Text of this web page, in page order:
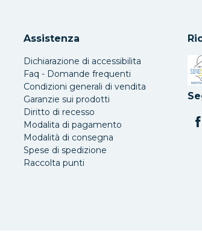
Assistenza
Dichiarazione di accessibilita
Faq - Domande frequenti
Condizioni generali di vendita
Garanzie sui prodotti
Diritto di recesso
Modalita di pagamento
Modalità di consegna
Spese di spedizione
Raccolta punti
Si